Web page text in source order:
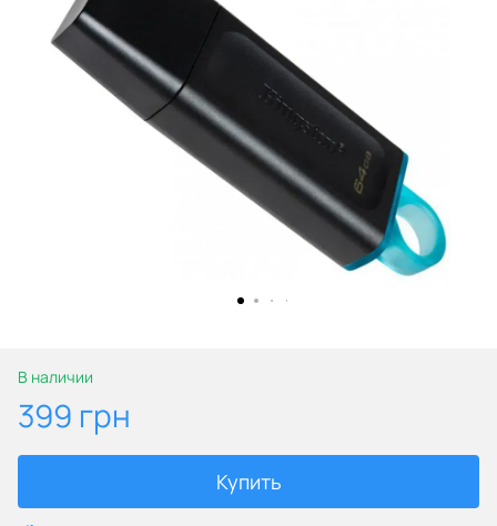
В наличии
399 грн
Купить